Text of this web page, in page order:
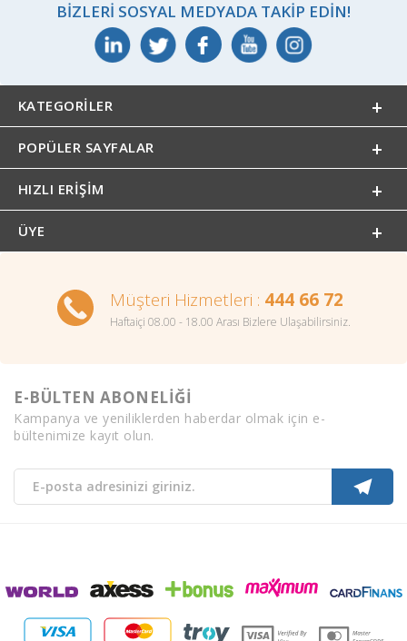
BIZLERI SOSYAL MEDYADA TAKIP EDIN!
KATEGORILER
POPÜLER SAYFALAR
HIZLI ERIŞIM
ÜYE
Müşteri Hizmetleri : 444 66 72
Haftaiçi 08.00 - 18.00 Arası Bizlere Ulaşabilirsiniz.
E-BÜLTEN ABONELİĞİ
Kampanya ve yeniliklerden haberdar olmak için e-
bültenimize kayıt olun.